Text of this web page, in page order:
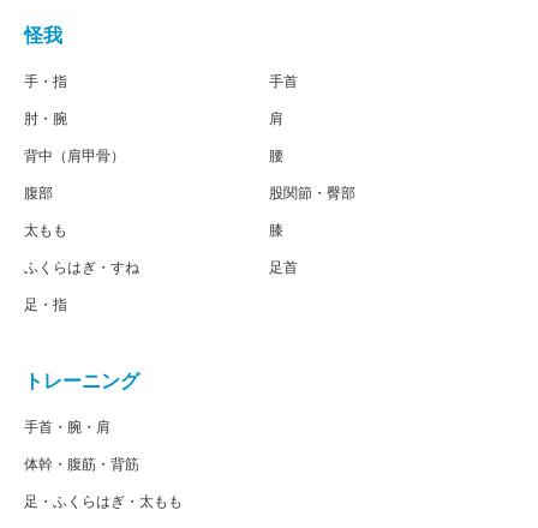
怪我
手・指
肘・腕
背中（肩甲骨）
腹部
太もも
ふくらはぎ・すね
足・指
手首
肩
腰
股関節・臀部
膝
足首
トレーニング
手首・腕・肩
体幹・腹筋・背筋
足・ふくらはぎ・太もも